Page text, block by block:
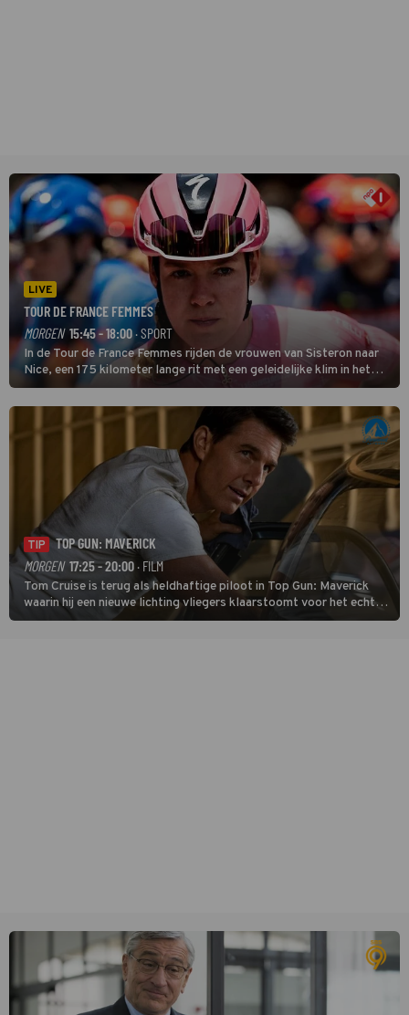
LIVE
TOUR DE FRANCE FEMMES
MORGEN 15:45 - 18:00· SPORT
In de Tour de France Femmes rijden de vrouwen van Sisteron naar
Nice, een 175 kilometer lange rit met een geleidelijke klim in het
midden. Dat is mogelijk niet de zwaarste hindernis, dat is de
temperatuur. Het kan in Nice namelijk bloedheet worden.
TIP
TOP GUN: MAVERICK
MORGEN 17:25 - 20:00· FILM
Tom Cruise is terug als heldhaftige piloot in Top Gun: Maverick
waarin hij een nieuwe lichting vliegers klaarstoomt voor het echte
werk.